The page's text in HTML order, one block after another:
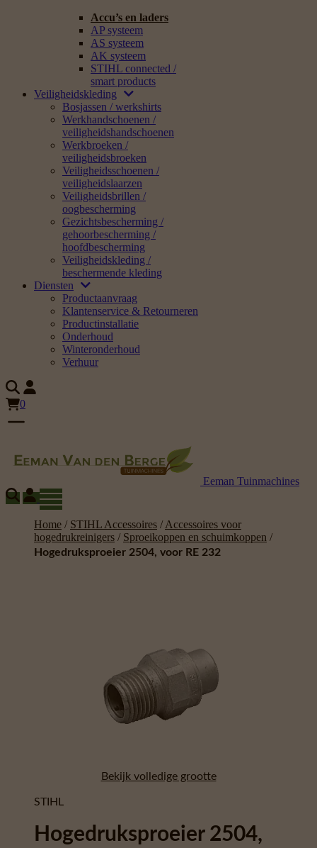
Accu’s en laders
AP systeem
AS systeem
AK systeem
STIHL connected /
smart products
Veiligheidskleding
Bosjassen / werkshirts
Werkhandschoenen /
veiligheidshandschoenen
Werkbroeken /
veiligheidsbroeken
Veiligheidsschoenen /
veiligheidslaarzen
Veiligheidsbrillen /
oogbescherming
Gezichtsbescherming /
gehoorbescherming /
hoofdbescherming
Veiligheidskleding /
beschermende kleding
Diensten
Productaanvraag
Klantenservice & Retourneren
Productinstallatie
Onderhoud
Winteronderhoud
Verhuur
0
Eeman Tuinmachines
Home / STIHL Accessoires / Accessoires voor
hogedrukreinigers / Sproeikoppen en schuimkoppen /
Hogedruksproeier 2504, voor RE 232
Bekijk volledige grootte
STIHL
Hogedruksproeier 2504,